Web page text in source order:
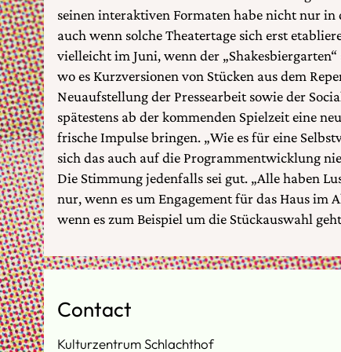
seinen interaktiven Formaten habe nicht nur
auch wenn solche Theatertage sich erst
vielleicht im Juni, wenn der
wo es Kurzversionen von Stücken aus dem
Neuaufstellung der Pressearbeit sowie der
spätestens ab der kommenden Spielzeit eine
frische Impulse bringen. „Wie es für eine
sich das auch auf die Programmentwicklung
Die Stimmung jedenfalls sei gut. „Alle haben
nur, wenn es um Engagement für das Haus im
wenn es zum Beispiel um die Stückauswahl
Contact
Kulturzentrum Schlachthof